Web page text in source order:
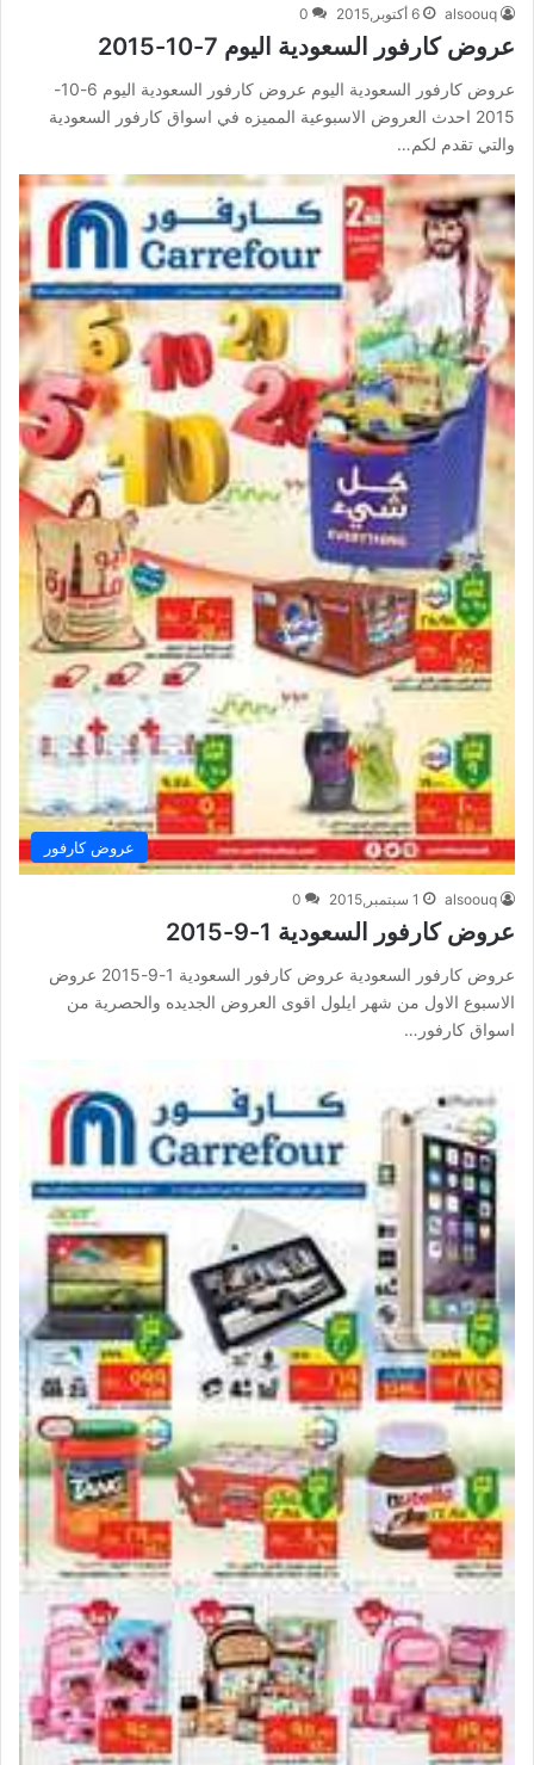
alsoouq 6 أكتوبر,2015 0
عروض كارفور السعودية اليوم 7-10-2015
عروض كارفور السعودية اليوم عروض كارفور السعودية اليوم 6-10-
2015 احدث العروض الاسبوعية المميزه في اسواق كارفور السعودية
والتي تقدم لكم…
عروض كارفور
alsoouq 1 سبتمبر,2015 0
عروض كارفور السعودية 1-9-2015
عروض كارفور السعودية عروض كارفور السعودية 1-9-2015 عروض
الاسبوع الاول من شهر ايلول اقوى العروض الجديده والحصرية من
اسواق كارفور…